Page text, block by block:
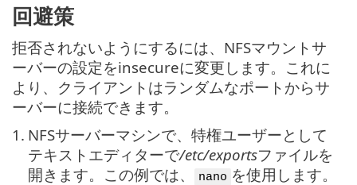
回避策
拒否されないようにするには、NFSマウントサ
ーバーの設定をinsecureに変更します。これに
より、クライアントはランダムなポートからサ
ーバーに接続できます。
1. NFSサーバーマシンで、特権ユーザーとして
テキストエディターで/etc/exportsファイルを
開きます。この例では、
nano を使用します。